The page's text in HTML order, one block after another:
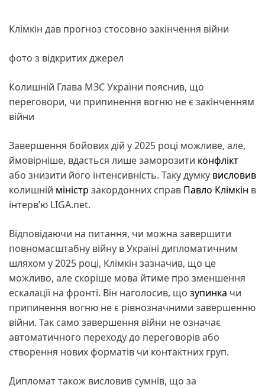
Клімкін дав прогноз стосовно закінчення війни
фото з відкритих джерел
Колишній Глава МЗС України пояснив, що
переговори, чи припинення вогню не є закінченням
війни
Завершення бойових дій у 2025 році можливе, але,
ймовірніше, вдасться лише заморозити конфлікт
або знизити його інтенсивність. Таку думку висловив
колишній міністр закордонних справ Павло Клімкін в
інтерв’ю LIGA.net.
Відповідаючи на питання, чи можна завершити
повномасштабну війну в Україні дипломатичним
шляхом у 2025 році, Клімкін зазначив, що це
можливо, але скоріше мова йтиме про зменшення
ескалації на фронті. Він наголосив, що зупинка чи
припинення вогню не є рівнозначними завершенню
війни. Так само завершення війни не означає
автоматичного переходу до переговорів або
створення нових форматів чи контактних груп.
Дипломат також висловив сумнів, що за